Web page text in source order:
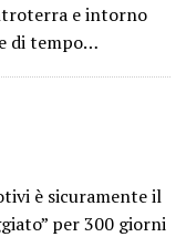
IN SPAGNA.
e intorno
di tempo…
è sicuramente il
per 300 giorni